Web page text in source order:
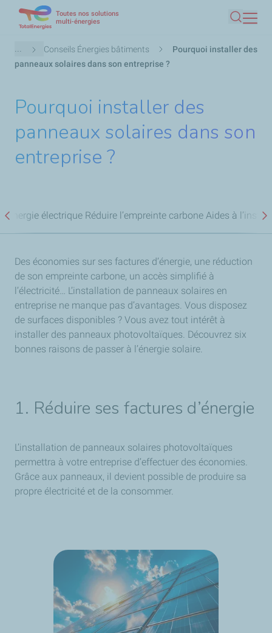
contenu
principal
Toutes nos solutions
multi-énergies
Fil
d'Ariane
... Conseils Énergies bâtiments
Pourquoi installer des
panneaux solaires dans son entreprise ?
Pourquoi installer des
panneaux solaires dans son
entreprise ?
électrique Réduire l’empreinte carbone Aides à
Des économies sur ses factures d’énergie, une réduction
de son empreinte carbone, un accès simplifié à
l’électricité… L’installation de panneaux solaires en
entreprise ne manque pas d’avantages. Vous disposez
de surfaces disponibles ? Vous avez tout intérêt à
installer des panneaux photovoltaïques. Découvrez six
bonnes raisons de passer à l’énergie solaire.
1. Réduire ses factures d’énergie
L’installation de panneaux solaires photovoltaïques
permettra à votre entreprise d’effectuer des économies.
Grâce aux panneaux, il devient possible de produire sa
propre électricité et de la consommer.